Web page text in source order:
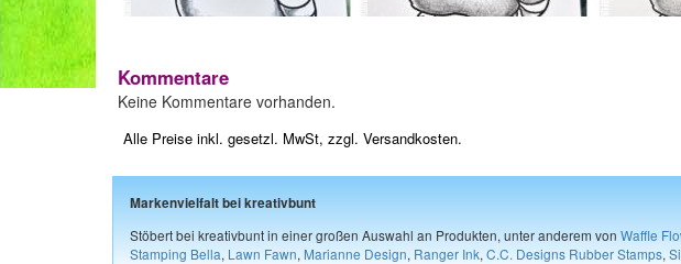
Kommentare
Keine Kommentare vorhanden.
Alle Preise inkl. gesetzl. MwSt, zzgl. Versandkosten.
Markenvielfalt bei kreativbunt
Stöbert bei kreativbunt in einer großen Auswahl an Produkten, unter anderem von Waffle
Stamping Bella, Lawn Fawn, Marianne Design, Ranger Ink, C.C. Designs Rubber Stamps,